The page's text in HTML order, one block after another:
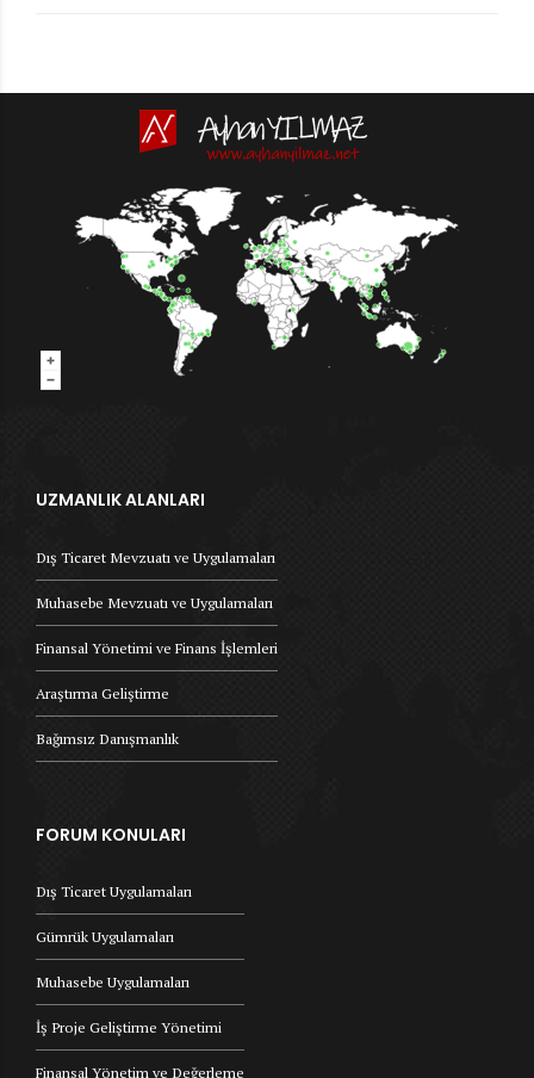
UZMANLIK ALANLARI
Dış Ticaret Mevzuatı ve Uygulamaları
Muhasebe Mevzuatı ve Uygulamaları
Finansal Yönetimi ve Finans İşlemleri
Araştırma Geliştirme
Bağımsız Danışmanlık
FORUM KONULARI
Dış Ticaret Uygulamaları
Gümrük Uygulamaları
Muhasebe Uygulamaları
İş Proje Geliştirme Yönetimi
Finansal Yönetim ve Değerleme